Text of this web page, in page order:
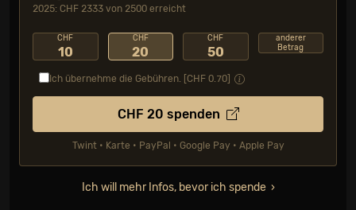
2025: CHF 2333 von 2500 erreicht
CHF
10
CHF
20
CHF
50
anderer
Betrag
Ich übernehme die Gebühren. [CHF 0.70
CHF 20 spenden
Twint • Karte • PayPal • Google Pay • Apple Pay
Ich will mehr Infos, bevor ich spende